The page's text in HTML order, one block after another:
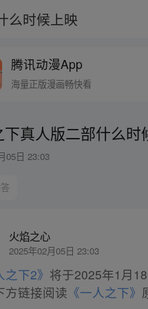
么时候上映
腾讯动漫App
海量正版漫画畅快看
下真人版二部什么时
05日 23:03
火焰之心
2025年02月05日 23:03
之下2》 将于2025年1月18
方链接阅读 《一人之下》